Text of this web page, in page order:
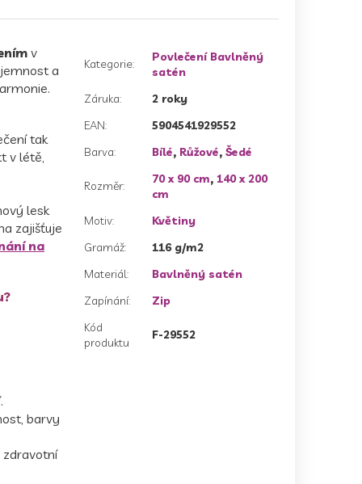
v
a
tak
v létě,
lesk
zajišťuje
na
barvy
zdravotní
Kategorie:
Povlečení Bavlněný
satén
Záruka:
2 roky
EAN:
5904541929552
Barva: Bílé, Růžové,Šedé
Rozměr: 70 x 90 cm,140 x 200
cm
Motiv:
Květiny
Gramáž:
116 g/m2
Materiál:
Bavlněný satén
Zapínání:
Zip
Kód
produktu
F-29552